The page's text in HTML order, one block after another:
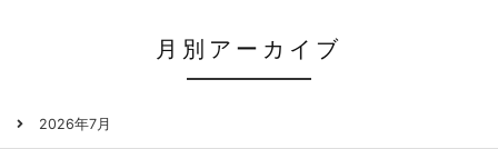
月別アーカイブ
2026年7月